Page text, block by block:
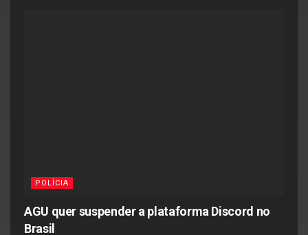
POLÍCIA
AGU quer suspender a plataforma Discord no
Brasil